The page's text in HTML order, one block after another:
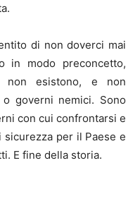
di non doverci mai
in modo preconcetto,
non esistono, e non
governi nemici. Sono
con cui confrontarsi e
per il Paese e
E fine della storia.